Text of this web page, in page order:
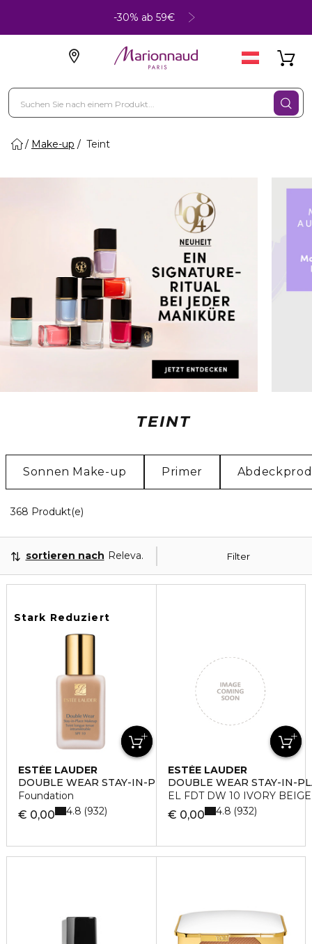
-30% ab 59€
Make-up Teint
TEINT
Sonnen Make-up Primer
368 Produkt(e)
Filter
sortieren nach Relevanz
Stark Reduziert
ESTÉE LAUDER
DOUBLE WEAR STAY-IN-PLACE MAKE
Foundation
€ 0,00 4.8 932
ESTÉE LAUDER
DOUBLE WEAR STAY-IN-
EL FDT DW 10 IVORY
€ 0,00 4.8 932